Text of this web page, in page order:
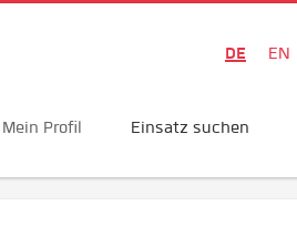
DE EN
Mein Profil Einsatz suchen